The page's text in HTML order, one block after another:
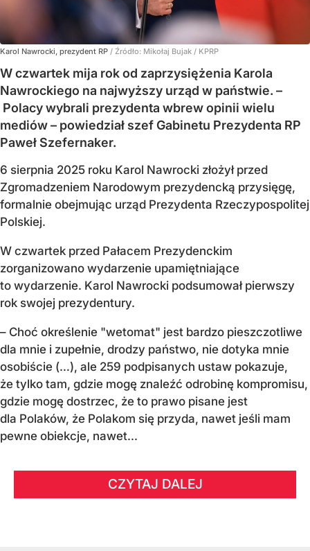
Karol Nawrocki, prezydent RP / Źródło: Mikołaj Bujak / KPRP
W czwartek mija rok od zaprzysiężenia Karola
Nawrockiego na najwyższy urząd w państwie. –
Polacy wybrali prezydenta wbrew opinii wielu
mediów – powiedział szef Gabinetu Prezydenta RP
Paweł Szefernaker.
6 sierpnia 2025 roku Karol Nawrocki złożył przed
Zgromadzeniem Narodowym prezydencką przysięgę,
formalnie obejmując urząd Prezydenta Rzeczypospolitej
Polskiej.
W czwartek przed Pałacem Prezydenckim
zorganizowano wydarzenie upamiętniające
to wydarzenie. Karol Nawrocki podsumował pierwszy
rok swojej prezydentury.
– Choć określenie "wetomat" jest bardzo pieszczotliwe
dla mnie i zupełnie, drodzy państwo, nie dotyka mnie
osobiście (…), ale 259 podpisanych ustaw pokazuje,
że tylko tam, gdzie mogę znaleźć odrobinę kompromisu,
gdzie mogę dostrzec, że to prawo pisane jest
dla Polaków, że Polakom się przyda, nawet jeśli mam
pewne obiekcje, nawet...
CZYTAJ DALEJ